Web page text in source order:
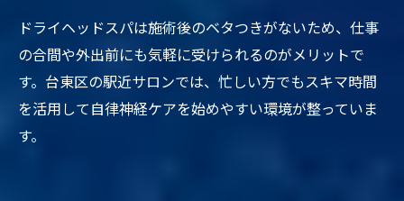
ドライヘッドスパは施術後のベタつきがないため、仕事
の合間や外出前にも気軽に受けられるのがメリットで
す。台東区の駅近サロンでは、忙しい方でもスキマ時間
を活用して自律神経ケアを始めやすい環境が整っていま
す。